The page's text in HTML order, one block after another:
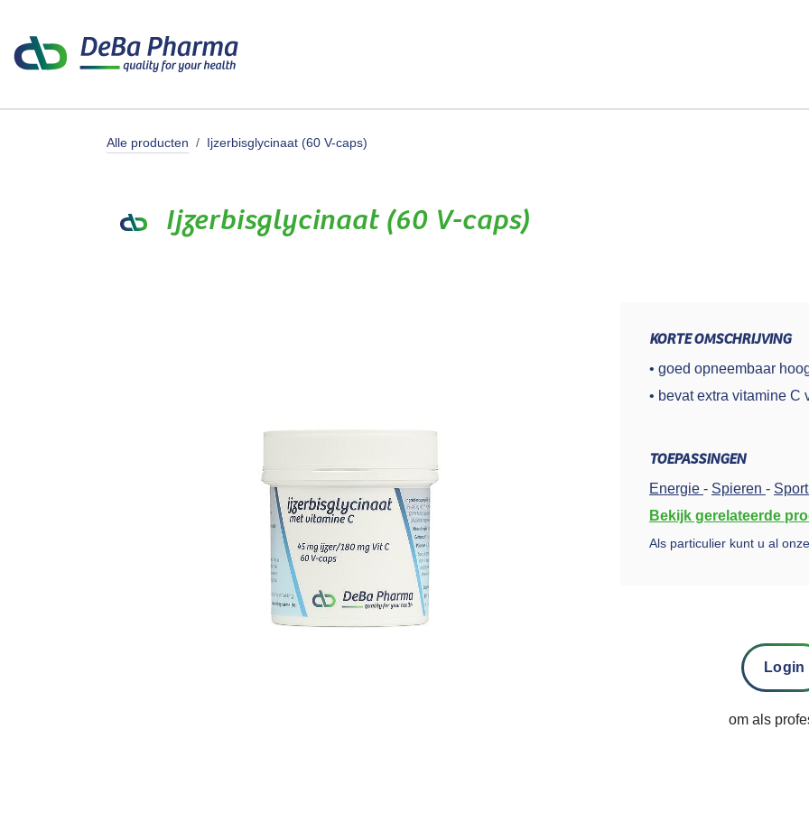
Alle producten Ijzerbisglycinaat (60 V-caps)
Ijzerbisglycinaat (60 V-caps)
KORTE OMSCHRIJVING
• goed opneembaar
• bevat extra vitamine C
TOEPASSINGEN
Energie - Spieren - Sport
Bekijk gerelateerde
Als particulier kunt u al
Login
om als